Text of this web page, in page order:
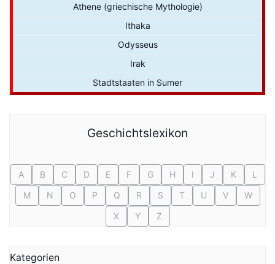
Athene (griechische Mythologie)
Ithaka
Odysseus
Irak
Stadtstaaten in Sumer
Geschichtslexikon
A B C D E F G H I J K
L
M
N O P Q R S T U V
W
X
Y Z
Kategorien